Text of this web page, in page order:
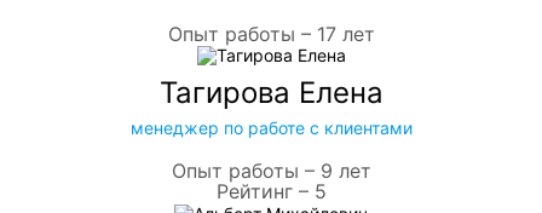
Опыт работы – 17 лет
Тагирова Елена
менеджер по работе с клиентами
Опыт работы – 9 лет
Рейтинг – 5